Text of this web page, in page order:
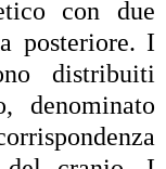
con due
posteriore. I
distribuiti
denominato